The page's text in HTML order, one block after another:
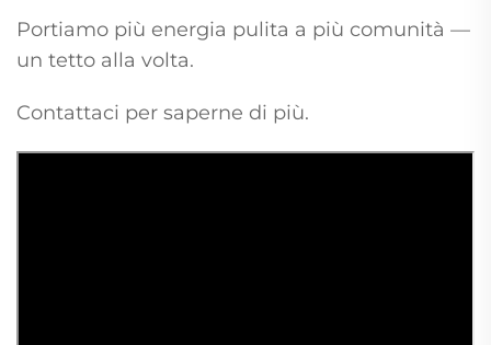
Portiamo più energia pulita a più comunità —
un tetto alla volta.
Contattaci per saperne di più.